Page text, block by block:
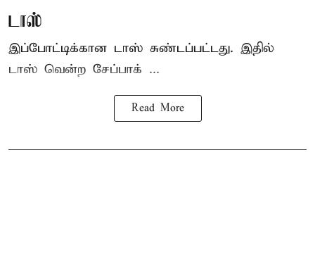
டாஸ்
இப்போட்டிக்கான டாஸ் சுண்டப்பட்டது. இதில்
டாஸ் வென்ற சேப்பாக் ...
Read More